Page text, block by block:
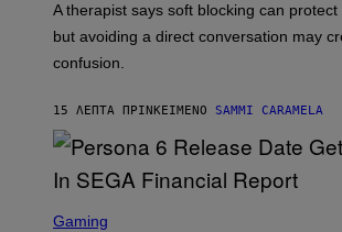
A therapist says soft blocking can
but avoiding a direct conversation may
confusion.
15 ΛΕΠΤΆ ΠΡΙΝ ΚΕΊΜΕΝΟ SAMMI CARAMELA
C
Gaming